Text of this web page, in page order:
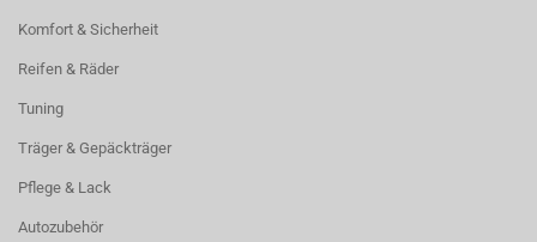
Komfort & Sicherheit
Reifen & Räder
Tuning
Träger & Gepäckträger
Pflege & Lack
Autozubehör